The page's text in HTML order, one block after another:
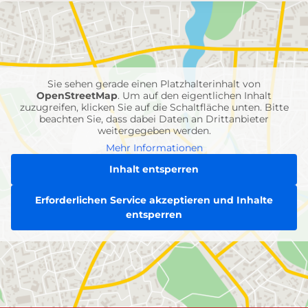
mit
Feuerwehr-
Einheiten
Sie sehen gerade einen Platzhalterinhalt von
OpenStreetMap. Um auf den eigentlichen Inhalt
zuzugreifen, klicken Sie auf die Schaltfläche unten. Bitte
beachten Sie, dass dabei Daten an Drittanbieter
weitergegeben werden.
Mehr Informationen
Inhalt entsperren
Erforderlichen Service akzeptieren und Inhalte
entsperren